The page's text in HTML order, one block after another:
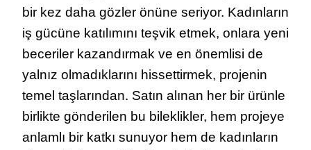
bir kez daha gözler önüne seriyor. Kadınların
iş gücüne katılımını teşvik etmek, onlara yeni
beceriler kazandırmak ve en önemlisi de
yalnız olmadıklarını hissettirmek, projenin
temel taşlarından. Satın alınan her bir ürünle
birlikte gönderilen bu bileklikler, hem projeye
anlamlı bir katkı sunuyor hem de kadınların